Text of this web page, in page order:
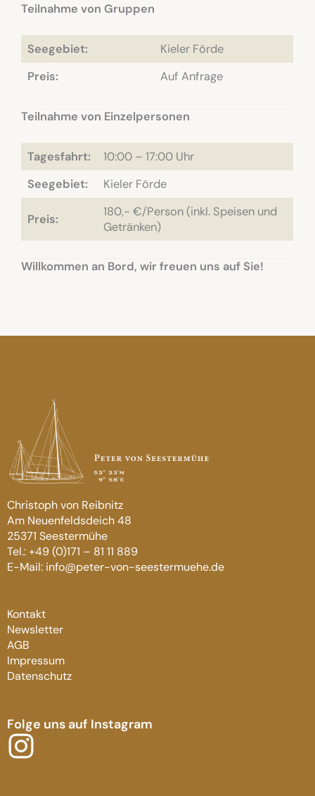
Teilnahme von Gruppen
Seegebiet:
Kieler Förde
Preis:
Auf Anfrage
Teilnahme von Einzelpersonen
Tagesfahrt:
10:00 – 17:00 Uhr
Seegebiet:
Kieler Förde
Preis:
180,- €/Person (inkl. Speisen und
Getränken)
Willkommen an Bord, wir freuen uns auf Sie!
Christoph von Reibnitz
Am Neuenfeldsdeich 48
25371 Seestermühe
Tel.: +49 (0)171 – 81 11 889
E-Mail: info@peter-von-seestermuehe.de
Kontakt
Newsletter
AGB
Impressum
Datenschutz
Folge uns auf Instagram
I